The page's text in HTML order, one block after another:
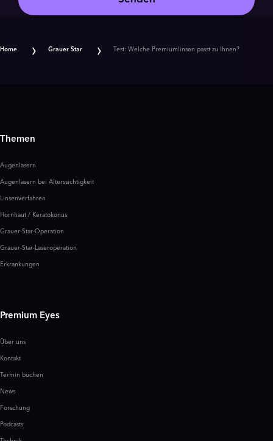
Home Grauer Star Test: Welche Premiumlinsen passt zu Ihnen?
Themen
Augenlasern
Augenlasern bei Alterssichtigkeit
Linsenverfahren
Hornhaut / Keratokonus
Grauer-Star-Operation
Grauer-Star-Laseroperation
Erkrankungen
Premium Eyes
Über uns
Kontakt
Termin buchen
News
Forschung
Podcasts